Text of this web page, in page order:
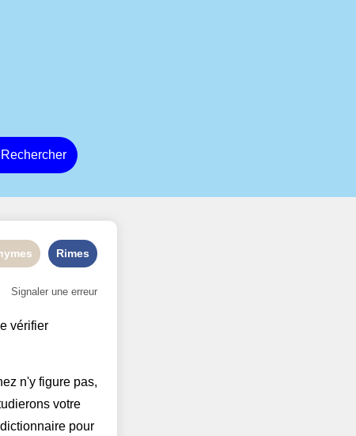
Rechercher
Rimes
Signaler une erreur
vérifier
n'y figure pas,
votre
pour